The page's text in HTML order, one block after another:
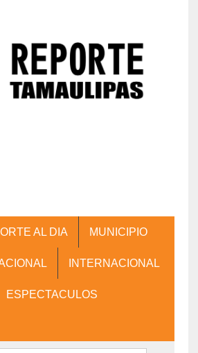
AL DIA MUNICIPIO
INTERNACIONAL
ESPECTACULOS